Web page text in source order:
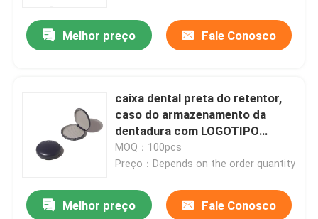
Melhor preço Fale Conosco
caixa dental preta do retentor,
caso do armazenamento da
dentadura com LOGOTIPO
personalizado
MOQ：100pcs
Preço：Depends on the order quantity
Melhor preço Fale Conosco